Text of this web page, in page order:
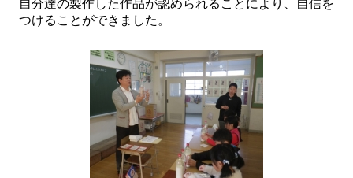
自分達の製作した作品が認められることにより、自信を
つけることができました。